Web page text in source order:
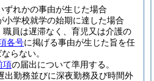
ずれかの事由が生じた場合
小学校就学の始期に達した場合
職員は遅滞なく、育児又は介護の
各号に掲げる事由が生じた旨を任
らない。
項の届出について準用する。
出勤務並びに深夜勤務及び時間外